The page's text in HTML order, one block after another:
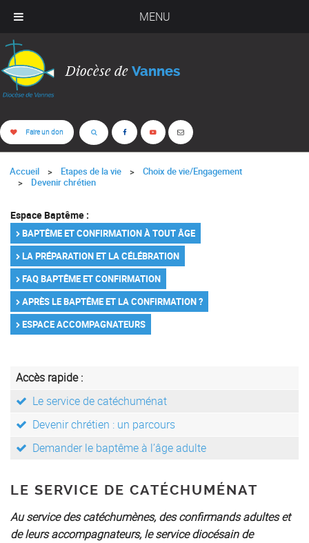
MENU
Diocèse de Vannes
Faire un don
Accueil Etapes de la vie
Choix de vie/Engagement
Devenir chrétien
Espace Baptême :
BAPTÊME ET CONFIRMATION À TOUT ÂGE
LA PRÉPARATION ET LA CÉLÉBRATION
FAQ BAPTÊME ET CONFIRMATION
APRÈS LE BAPTÊME ET LA CONFIRMATION ?
ESPACE ACCOMPAGNATEURS
Accès rapide :
Le service de catéchuménat
Devenir chrétien : un parcours
Demander le baptême à l’âge adulte
LE SERVICE DE CATÉCHUMÉNAT
Au service des catéchumènes, des confirmands adultes et
de leurs accompagnateurs, le service diocésain de